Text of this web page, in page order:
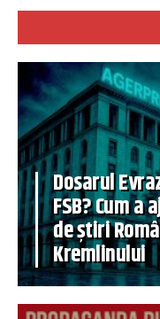
Dosarul
FSB? Cum
de știri
Kremlinului